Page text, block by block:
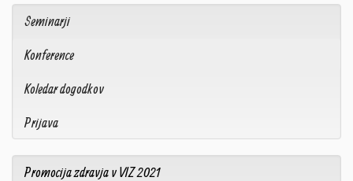
Seminarji
Konference
Koledar dogodkov
Prijava
Promocija zdravja v VIZ 2021